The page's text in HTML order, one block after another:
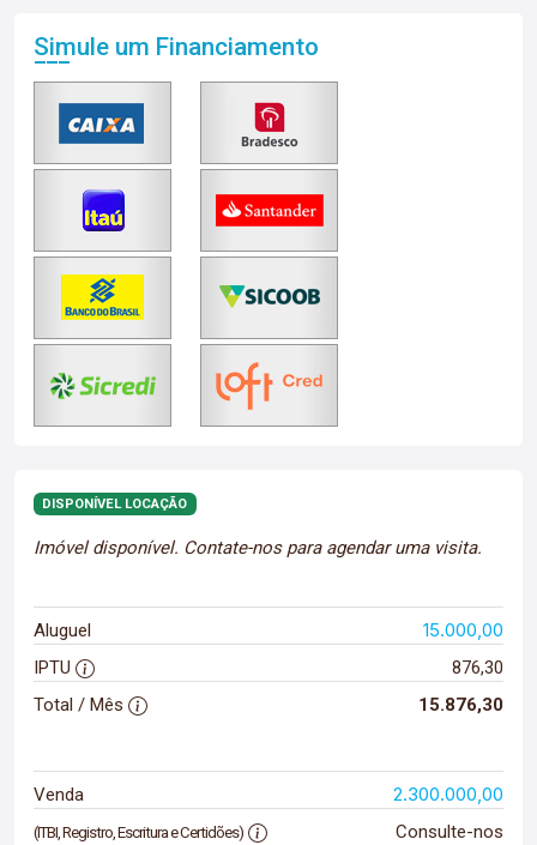
Simule um Financiamento
DISPONÍVEL LOCAÇÃO
Imóvel disponível. Contate-nos para agendar uma visita.
Aluguel 15.000,00
IPTU
876,30
Total / Mês
15.876,30
Venda 2.300.000,00
(ITBI, Registro, Escritura e Certidões) Consulte-nos